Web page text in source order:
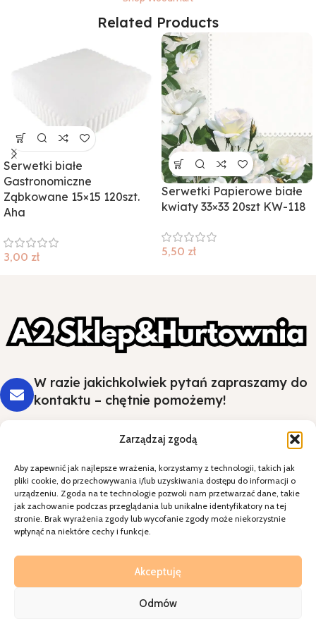
Zarządzaj zgodą
Aby zapewnić jak najlepsze wrażenia, korzystamy z technologii, takich jak
pliki cookie, do przechowywania i/lub uzyskiwania dostępu do informacji o
urządzeniu. Zgoda na te technologie pozwoli nam przetwarzać dane, takie
jak zachowanie podczas przeglądania lub unikalne identyfikatory na tej
stronie. Brak wyrażenia zgody lub wycofanie zgody może niekorzystnie
wpłynąć na niektóre cechy i funkcje.
Akceptuję
Odmów
Related Products
Serwetki białe
Gastronomiczne
Ząbkowane 15×15 120szt.
Aha
3,00 zł
Serwetki Papierowe białe
kwiaty 33×33 20szt KW-118
5,50 zł
W razie jakichkolwiek pytań zapraszamy do
kontaktu – chętnie pomożemy!
Styl i wygoda na Twoim stole - wybierz
jakość, która robi wrażenie.
Kategorie
2026Realziacja=